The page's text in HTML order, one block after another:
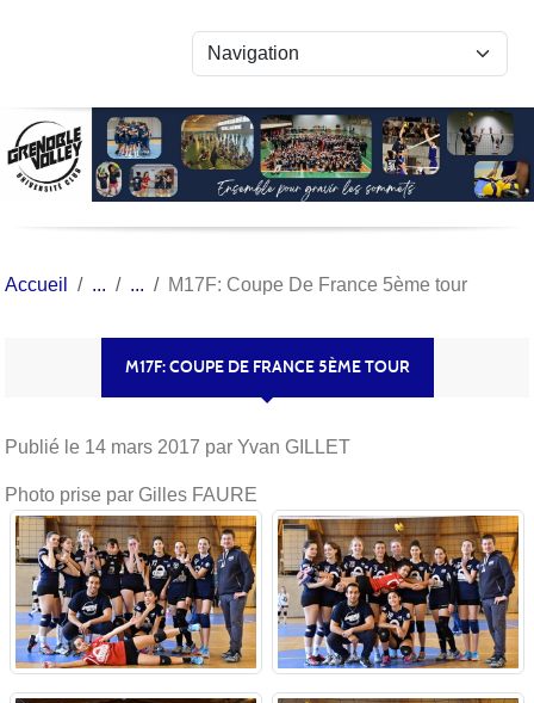
Accueil M17F: Coupe De France 5ème tour
M17F: COUPE DE FRANCE 5ÈME TOUR
Publié le 14 mars 2017 par Yvan GILLET
Photo prise par Gilles FAURE